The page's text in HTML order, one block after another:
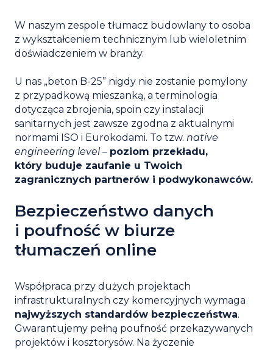
W naszym zespole tłumacz budowlany to osoba
z wykształceniem technicznym lub wieloletnim
doświadczeniem w branży.
U nas „beton B-25” nigdy nie zostanie pomylony
z przypadkową mieszanką, a terminologia
dotycząca zbrojenia, spoin czy instalacji
sanitarnych jest zawsze zgodna z aktualnymi
normami ISO i Eurokodami. To tzw. native
engineering level – poziom przekładu,
który buduje zaufanie u Twoich
zagranicznych partnerów i podwykonawców.
Bezpieczeństwo danych
i poufność w biurze
tłumaczeń online
Współpraca przy dużych projektach
infrastrukturalnych czy komercyjnych wymaga
najwyższych standardów bezpieczeństwa.
Gwarantujemy pełną poufność przekazywanych
projektów i kosztorysów. Na życzenie